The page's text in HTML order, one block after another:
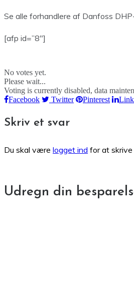
Se alle forhandlere af Danfoss
[afp id=”8″]
No votes yet.
Please wait...
Voting is currently disabled, data
Facebook
Twitter Pinterest
Skriv et svar
Du skal være logget ind for at skrive
Udregn din